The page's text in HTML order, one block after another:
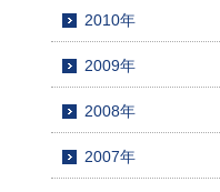
2010年
2009年
2008年
2007年